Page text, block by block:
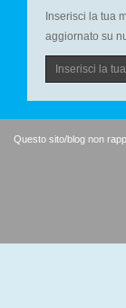
Inserisci la tua
aggiornato su
Questo sito/blog non